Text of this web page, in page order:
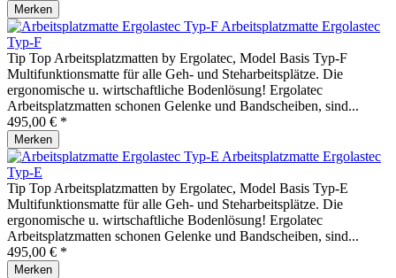
Merken
Arbeitsplatzmatte Ergolastec
Typ-F
Tip Top Arbeitsplatzmatten by Ergolatec, Model Basis Typ-F
Multifunktionsmatte für alle Geh- und Steharbeitsplätze. Die
ergonomische u. wirtschaftliche Bodenlösung! Ergolatec
Arbeitsplatzmatten schonen Gelenke und Bandscheiben, sind...
495,00 € *
Merken
Arbeitsplatzmatte Ergolastec
Typ-E
Tip Top Arbeitsplatzmatten by Ergolatec, Model Basis Typ-E
Multifunktionsmatte für alle Geh- und Steharbeitsplätze. Die
ergonomische u. wirtschaftliche Bodenlösung! Ergolatec
Arbeitsplatzmatten schonen Gelenke und Bandscheiben, sind...
495,00 € *
Merken